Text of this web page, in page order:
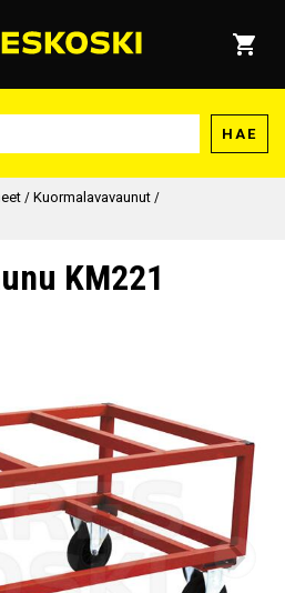
HAE
/ Kuormalavavaunut /
KM221